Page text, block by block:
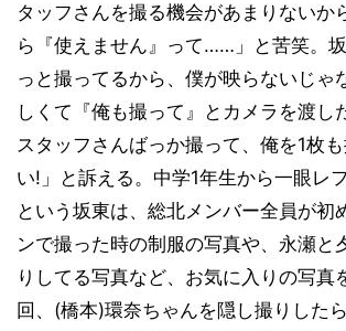
タッフさんを撮る機会があまりないか
ら『使えません』って……」と苦笑。
っと撮ってるから、僕が映らないじゃ
しくて『俺も撮って』とカメラを渡し
スタッフさんばっか撮って、俺を1枚
い!」と訴える。中学1年生から一眼レ
という坂東は、総北メンバー全員が初
ンで撮った時の制服の写真や、永瀬と
りしてる写真など、お気に入りの写真
回、(橋本)環奈ちゃんを隠し撮りした